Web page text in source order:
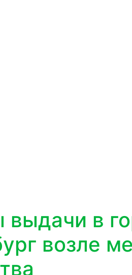
выдачи в
возле